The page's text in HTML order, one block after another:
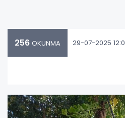
256 OKUNMA 29-07-2025